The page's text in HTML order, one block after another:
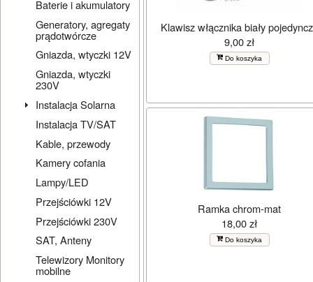
Baterie i akumulatory
Generatory, agregaty
prądotwórcze
Gniazda, wtyczki 12V
Gniazda, wtyczki
230V
Instalacja Solarna
Instalacja TV/SAT
Kable, przewody
Kamery cofania
Lampy/LED
Przejściówki 12V
Przejściówki 230V
SAT, Anteny
Telewizory Monitory
mobilne
Klawisz włącznika biały
9,00 zł
Do koszyka
Ramka chrom-mat
18,00 zł
Do koszyka